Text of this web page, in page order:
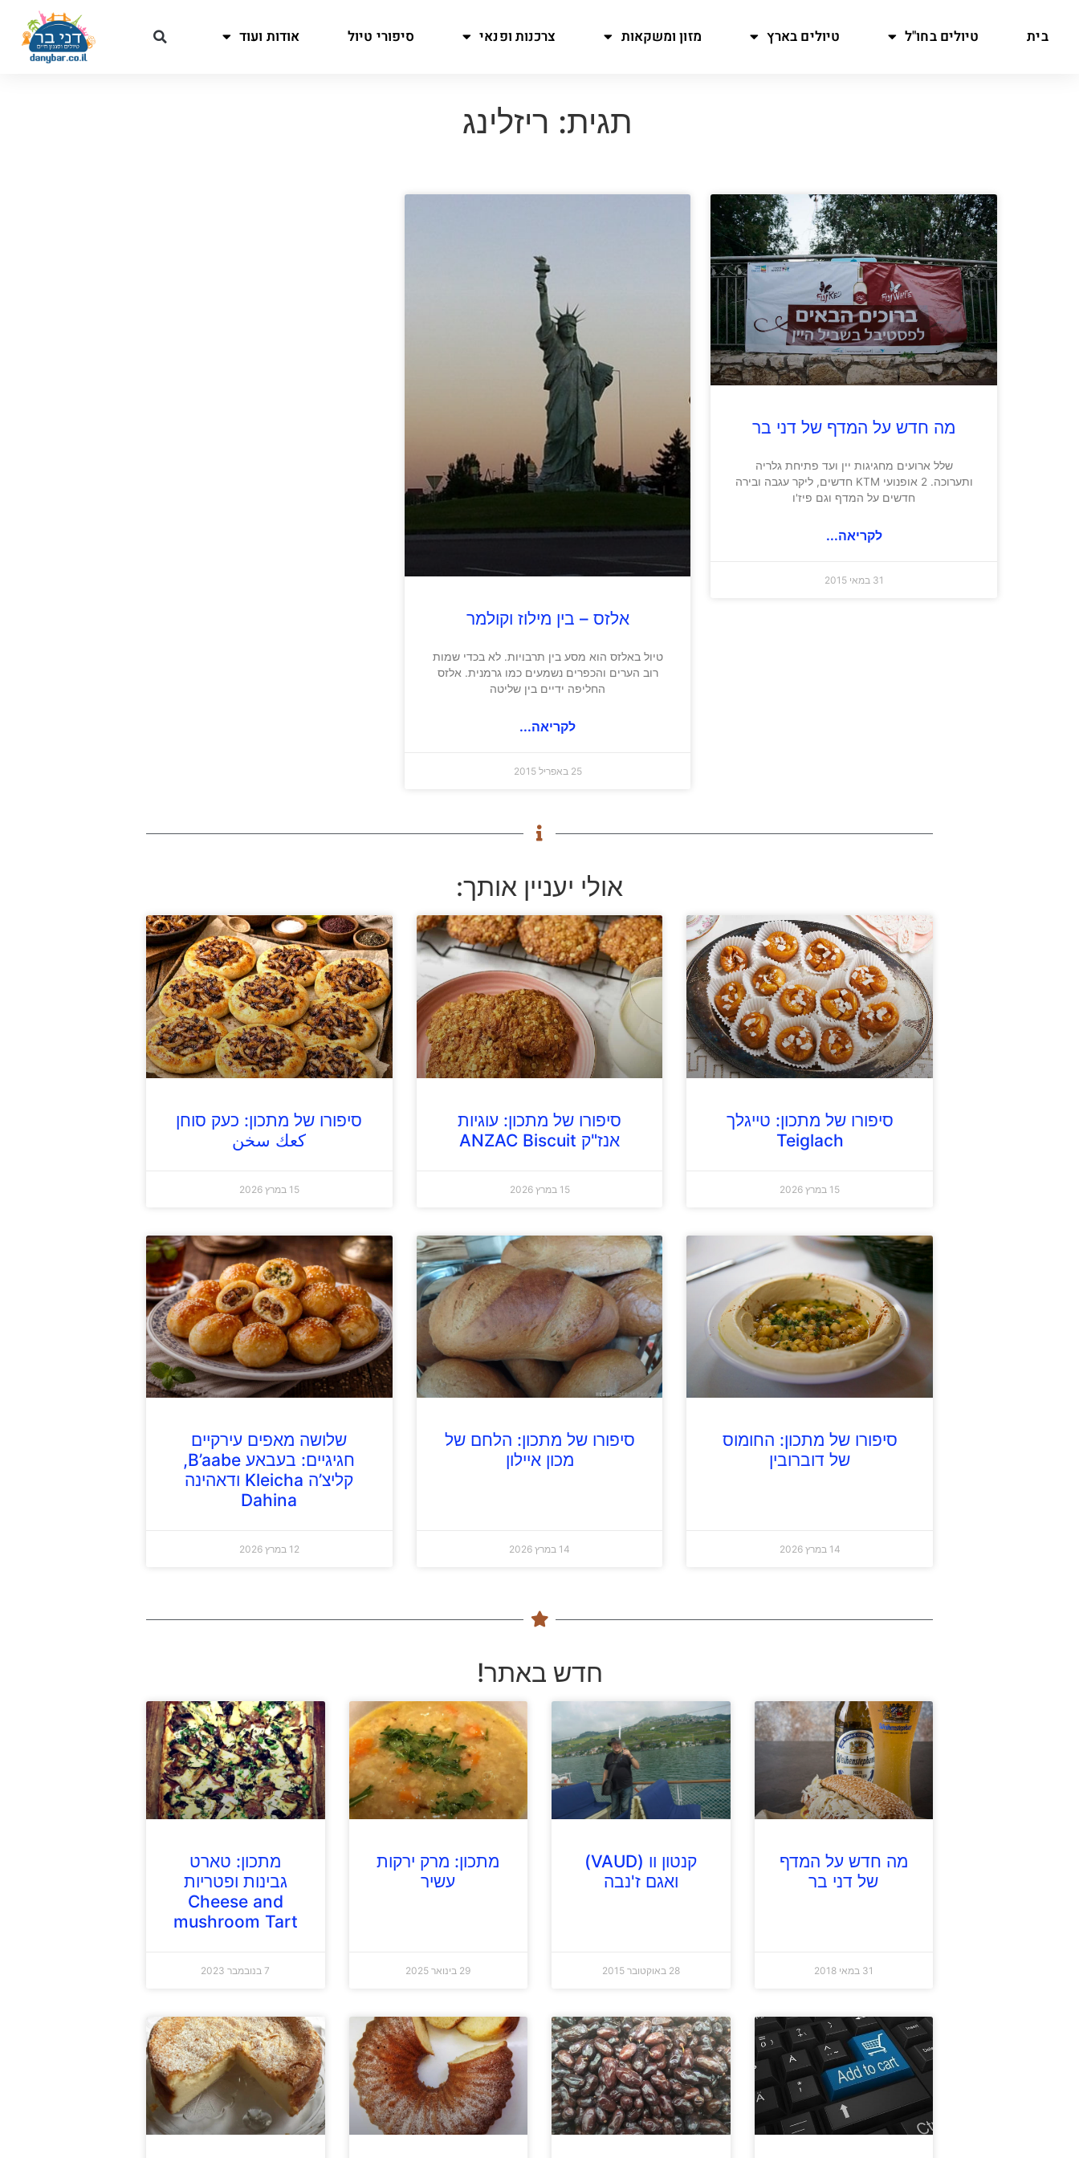
בית טיולים בחו"ל טיולים בארץ מזון ומשקאות צרכנות ופנאי סיפורי טיול אודות ועוד
תגית: ריזלינג
מה חדש על המדף של דני בר
שלל ארועים מחגיגות יין ועד פתיחת גלריה
ותערוכה. 2 אופנועי KTM חדשים, ליקר עגבה ובירה
חדשים על המדף וגם פיז'ו
לקריאה...
31 במאי 2015
אלזס – בין מילוז וקולמר
טיול באלזס הוא מסע בין תרבויות. לא בכדי שמות
רוב הערים והכפרים נשמעים כמו גרמנית. אלזס
החליפה ידיים בין שליטה
לקריאה...
25 באפריל 2015
אולי יעניין אותך:
סיפורו של מתכון: טייגלך
Teiglach
15 במרץ 2026
סיפורו של מתכון: עוגיות
אנז"ק ANZAC Biscuit
15 במרץ 2026
סיפורו של מתכון: כעק סוחן
كعك سخن
15 במרץ 2026
סיפורו של מתכון: החומוס
של דוברובין
14 במרץ 2026
סיפורו של מתכון: הלחם של
מכון איילון
14 במרץ 2026
שלושה מאפים עירקיים
חגיגיים: בעבאע B’aabe,
קליצ’ה Kleicha ודאהינה
Dahina
12 במרץ 2026
חדש באתר!
מה חדש על המדף
של דני בר
31 במאי 2018
קנטון וו (VAUD)
ואגם ז'נבה
28 באוקטובר 2015
מתכון: מרק ירקות
עשיר
29 בינואר 2025
מתכון: טארט
גבינות ופטריות
Cheese and
mushroom Tart
7 בנובמבר 2023